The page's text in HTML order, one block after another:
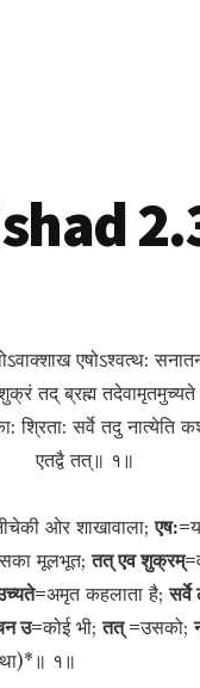
एषोऽश्वत्थ:
तद् ब्रह्म
श्रिता: सर्वे तदु नात्येति
एतद्वै तत्॥ १॥
ओर शाखावाला;एष:=
मूलभूत;तत् एव शुक्रम्=
अमृत कहलाता है;
उ=कोई भी;तत् =उसको;
था)*॥ १॥